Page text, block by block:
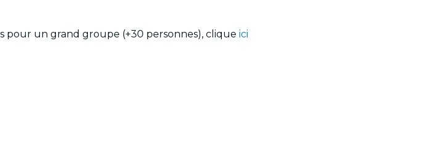
pour un grand groupe (+30 personnes), clique ici